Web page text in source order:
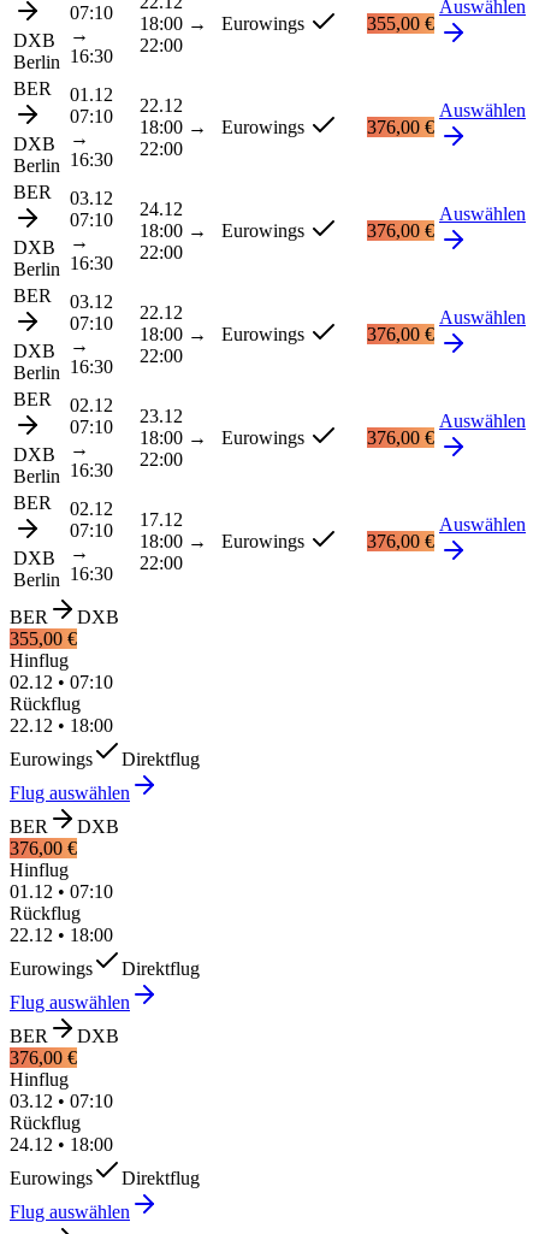
DXB
Berlin
07:10
→
16:30
18:00 →
22:00
Eurowings 355,00 €
Auswählen
BER
DXB
Berlin
01.12
07:10
→
16:30
22.12
18:00 →
22:00
Eurowings 376,00 €
Auswählen
BER
DXB
Berlin
03.12
07:10
→
16:30
24.12
18:00 →
22:00
Eurowings 376,00 €
Auswählen
BER
DXB
Berlin
03.12
07:10
→
16:30
22.12
18:00 →
22:00
Eurowings 376,00 €
Auswählen
BER
DXB
Berlin
02.12
07:10
→
16:30
23.12
18:00 →
22:00
Eurowings 376,00 €
Auswählen
BER
DXB
Berlin
02.12
07:10
→
16:30
17.12
18:00 →
22:00
Eurowings 376,00 €
Auswählen
BER
DXB
355,00 €
Hinflug
02.12 • 07:10
Rückflug
22.12 • 18:00
Eurowings
Direktflug
Flug auswählen
BER
DXB
376,00 €
Hinflug
01.12 • 07:10
Rückflug
22.12 • 18:00
Eurowings
Direktflug
Flug auswählen
BER
DXB
376,00 €
Hinflug
03.12 • 07:10
Rückflug
24.12 • 18:00
Eurowings
Direktflug
Flug auswählen